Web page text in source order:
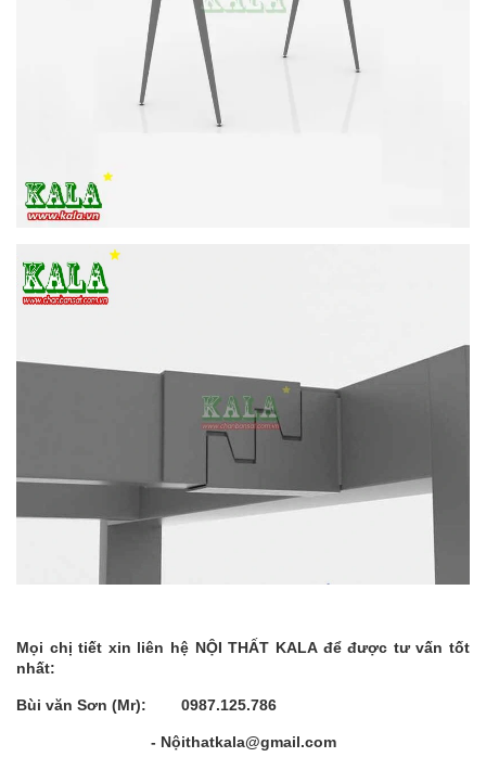
Mọi chị tiết xin liên hệ NỘI THẤT KALA để được tư vấn tốt
nhất:
Bùi văn Sơn (Mr): 0987.125.786
- Nộithatkala@gmail.com